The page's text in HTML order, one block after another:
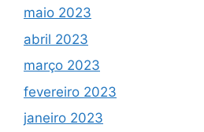
maio 2023
abril 2023
março 2023
fevereiro 2023
janeiro 2023